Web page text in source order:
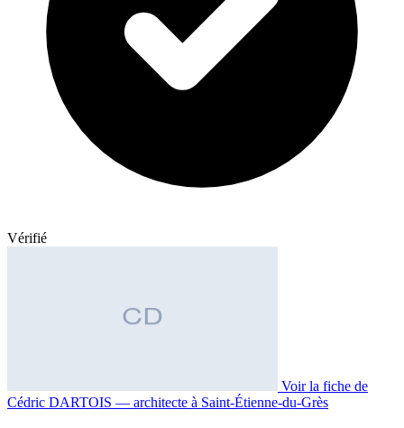
Vérifié
Voir la fiche de
Cédric DARTOIS — architecte à Saint-Étienne-du-Grès